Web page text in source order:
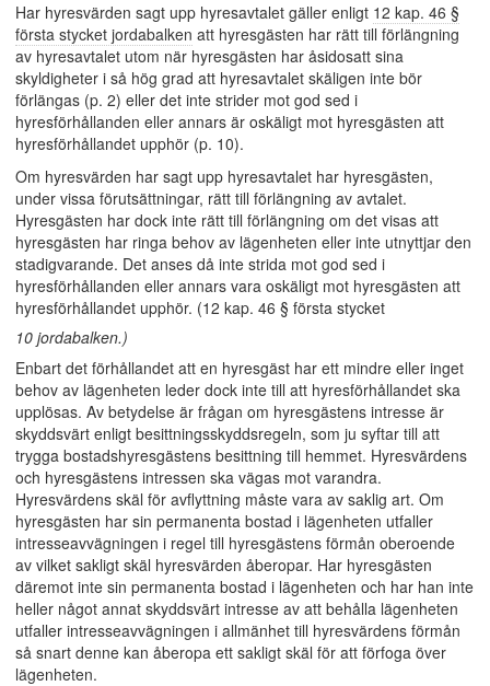
Har hyresvärden sagt upp hyresavtalet gäller enligt 12 kap. 46 §
första stycket jordabalken att hyresgästen har rätt till förlängning
av hyresavtalet utom när hyresgästen har åsidosatt sina
skyldigheter i så hög grad att hyresavtalet skäligen inte bör
förlängas (p. 2) eller det inte strider mot god sed i
hyresförhållanden eller annars är oskäligt mot hyresgästen att
hyresförhållandet upphör (p. 10).
Om hyresvärden har sagt upp hyresavtalet har hyresgästen,
under vissa förutsättningar, rätt till förlängning av avtalet.
Hyresgästen har dock inte rätt till förlängning om det visas att
hyresgästen har ringa behov av lägenheten eller inte utnyttjar den
stadigvarande. Det anses då inte strida mot god sed i
hyresförhållanden eller annars vara oskäligt mot hyresgästen att
hyresförhållandet upphör. (12 kap. 46 § första stycket
10 jordabalken.)
Enbart det förhållandet att en hyresgäst har ett mindre eller inget
behov av lägenheten leder dock inte till att hyresförhållandet ska
upplösas. Av betydelse är frågan om hyresgästens intresse är
skyddsvärt enligt besittningsskyddsregeln, som ju syftar till att
trygga bostadshyresgästens besittning till hemmet. Hyresvärdens
och hyresgästens intressen ska vägas mot varandra.
Hyresvärdens skäl för avflyttning måste vara av saklig art. Om
hyresgästen har sin permanenta bostad i lägenheten utfaller
intresseavvägningen i regel till hyresgästens förmån oberoende
av vilket sakligt skäl hyresvärden åberopar. Har hyresgästen
däremot inte sin permanenta bostad i lägenheten och har han inte
heller något annat skyddsvärt intresse av att behålla lägenheten
utfaller intresseavvägningen i allmänhet till hyresvärdens förmån
så snart denne kan åberopa ett sakligt skäl för att förfoga över
lägenheten.